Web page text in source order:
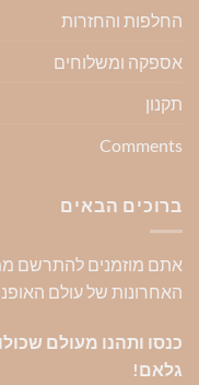
החלפות והחזרות
אספקה ומשלוחים
תקנון
Comments
ברוכים הבאים
אתם מוזמנים להתרשם
האחרונות של עולם
כנסו ותהנו מעולם
גלאם!